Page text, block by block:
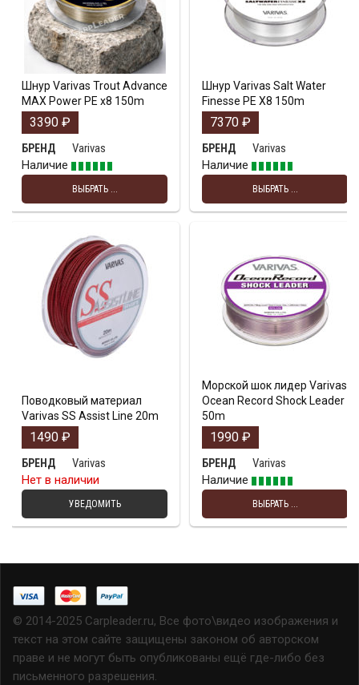
Шнур Varivas Trout Advance
MAX Power PE x8 150m
3390 ₽
БРЕНД
Varivas
Наличие
ВЫБРАТЬ ...
Шнур Varivas Salt Water
Finesse PE X8 150m
7370 ₽
БРЕНД
Varivas
Наличие
ВЫБРАТЬ ...
Поводковый материал
Varivas SS Assist Line 20m
1490 ₽
БРЕНД
Varivas
Нет в наличии
УВЕДОМИТЬ
Морской шок лидер Varivas
Ocean Record Shock Leader
50m
1990 ₽
БРЕНД
Varivas
Наличие
ВЫБРАТЬ ...
© 2014-2025 Carpleader.ru, Все фото\видео изображения и
текст на этом сайте защищены законом об авторском
праве и не могут быть опубликованы ещё где-либо без
письменного разрешения.